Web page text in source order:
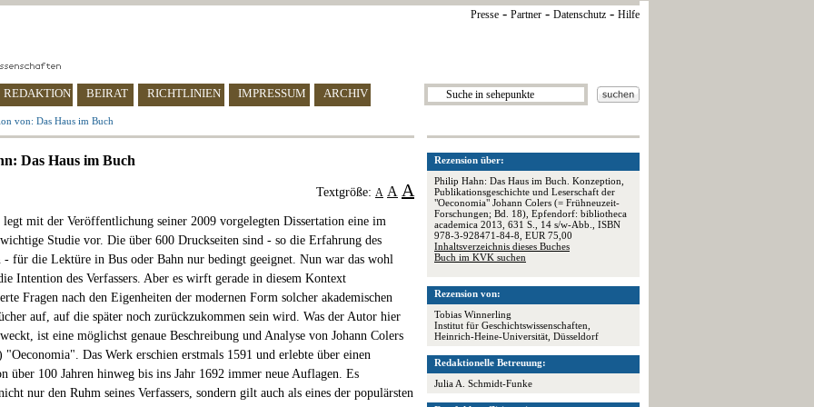
Presse - Partner - Datenschutz - Hilfe
REDAKTION BEIRAT RICHTLINIEN IMPRESSUM ARCHIV
von: Das Haus im Buch
Rezension über:
Philip Hahn: Das Haus im Buch. Konzeption,
Publikationsgeschichte und Leserschaft der
"Oeconomia" Johann Colers (= Frühneuzeit-
Forschungen; Bd. 18), Epfendorf: bibliotheca
academica 2013, 631 S., 14 s/w-Abb., ISBN
978-3-928471-84-8, EUR 75,00
Inhaltsverzeichnis dieses Buches
Buch im KVK suchen
Rezension von:
Tobias Winnerling
Institut für Geschichtswissenschaften,
Heinrich-Heine-Universität, Düsseldorf
Redaktionelle Betreuung:
Julia A. Schmidt-Funke
Das Haus im Buch
Textgröße: A A A
mit der Veröffentlichung seiner 2009 vorgelegten Dissertation eine im
Studie vor. Die über 600 Druckseiten sind - so die Erfahrung des
- für die Lektüre in Bus oder Bahn nur bedingt geeignet. Nun war das wohl
Intention des Verfassers. Aber es wirft gerade in diesem Kontext
Fragen nach den Eigenheiten der modernen Form solcher akademischen
auf, auf die später noch zurückzukommen sein wird. Was der Autor hier
ist eine möglichst genaue Beschreibung und Analyse von Johann Colers
"Oeconomia". Das Werk erschien erstmals 1591 und erlebte über einen
über 100 Jahren hinweg bis ins Jahr 1692 immer neue Auflagen. Es
nur den Ruhm seines Verfassers, sondern gilt auch als eines der populärsten